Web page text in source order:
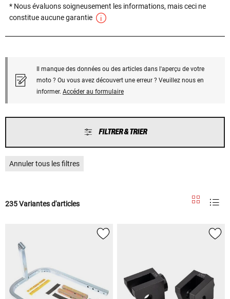
* Nous évaluons soigneusement les informations, mais ceci ne
constitue aucune garantie
Il manque des données ou des articles dans l'aperçu de votre
moto ? Ou vous avez découvert une erreur ? Veuillez nous en
informer. Accéder au formulaire
FILTRER & TRIER
Annuler tous les filtres
235 Variantes d'articles